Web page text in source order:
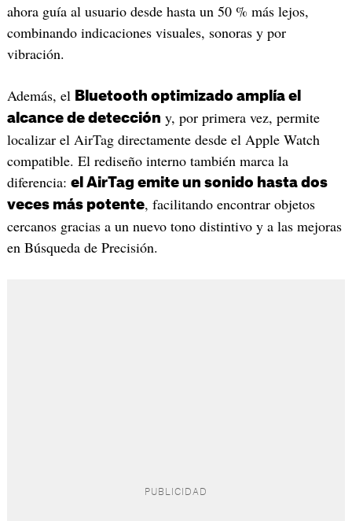
ahora guía al usuario desde hasta un 50 % más lejos,
combinando indicaciones visuales, sonoras y por
vibración.
Además, el Bluetooth optimizado amplía el
alcance de detección y, por primera vez, permite
localizar el AirTag directamente desde el Apple Watch
compatible. El rediseño interno también marca la
diferencia: el AirTag emite un sonido hasta dos
veces más potente, facilitando encontrar objetos
cercanos gracias a un nuevo tono distintivo y a las mejoras
en Búsqueda de Precisión.